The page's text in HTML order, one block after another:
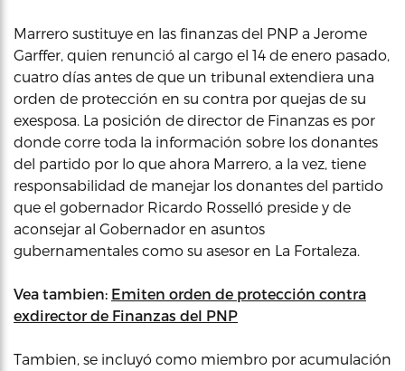
Marrero sustituye en las finanzas del PNP a Jerome
Garffer, quien renunció al cargo el 14 de enero pasado,
cuatro días antes de que un tribunal extendiera una
orden de protección en su contra por quejas de su
exesposa. La posición de director de Finanzas es por
donde corre toda la información sobre los donantes
del partido por lo que ahora Marrero, a la vez, tiene
responsabilidad de manejar los donantes del partido
que el gobernador Ricardo Rosselló preside y de
aconsejar al Gobernador en asuntos
gubernamentales como su asesor en La Fortaleza.
Vea tambien: Emiten orden de protección contra
exdirector de Finanzas del PNP
Tambien, se incluyó como miembro por acumulación